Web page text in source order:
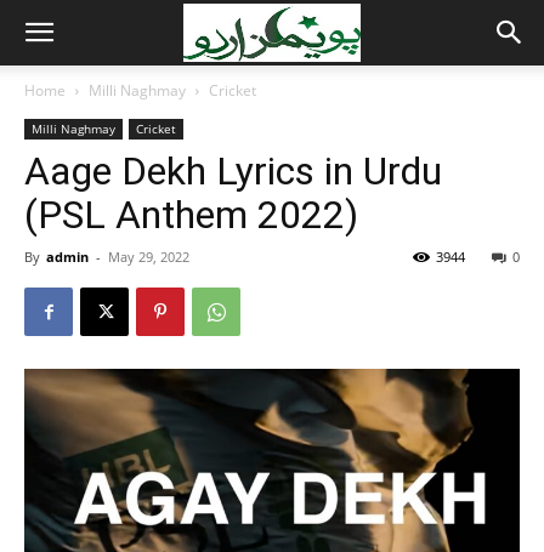
Home Milli Naghmay Cricket
Milli Naghmay Cricket
Aage Dekh Lyrics in Urdu
(PSL Anthem 2022)
By admin - May 29, 2022 0
3944